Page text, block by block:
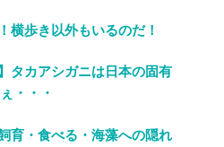
横歩き以外もいるのだ！
タカアシガニは日本の固有
・・・
育・食べる・海藻への隠れ